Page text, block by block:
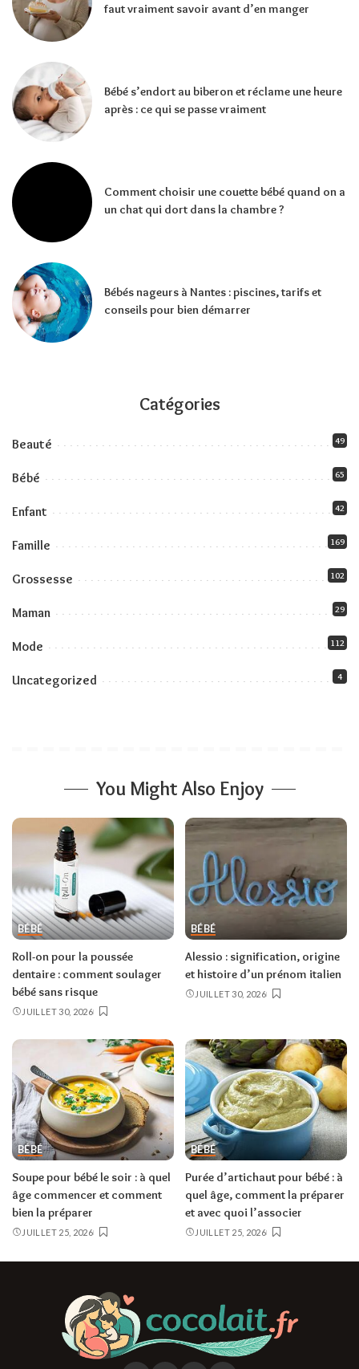
faut vraiment savoir avant d’en manger
Bébé s’endort au biberon et réclame une heure
après : ce qui se passe vraiment
Comment choisir une couette bébé quand on a
un chat qui dort dans la chambre ?
Bébés nageurs à Nantes : piscines, tarifs et
conseils pour bien démarrer
Catégories
Beauté 49
Bébé 65
Enfant 42
Famille 169
Grossesse 102
Maman 29
Mode 112
Uncategorized 4
You Might Also Enjoy
BÉBÉ
Roll-on pour la poussée
dentaire : comment soulager
bébé sans risque
JUILLET 30, 2026
BÉBÉ
Alessio : signification, origine
et histoire d’un prénom italien
JUILLET 30, 2026
BÉBÉ
Soupe pour bébé le soir : à quel
âge commencer et comment
bien la préparer
JUILLET 25, 2026
BÉBÉ
Purée d’artichaut pour bébé : à
quel âge, comment la préparer
et avec quoi l’associer
JUILLET 25, 2026